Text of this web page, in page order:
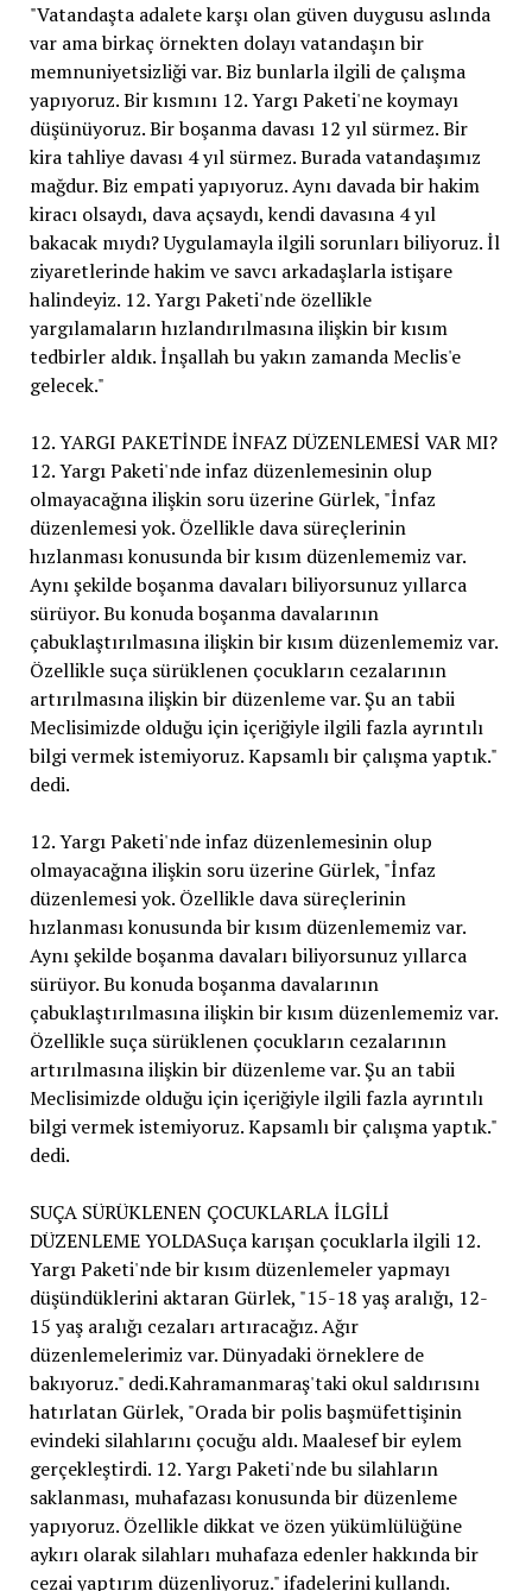
"Vatandaşta adalete karşı olan güven duygusu aslında
var ama birkaç örnekten dolayı vatandaşın bir
memnuniyetsizliği var. Biz bunlarla ilgili de çalışma
yapıyoruz. Bir kısmını 12. Yargı Paketi'ne koymayı
düşünüyoruz. Bir boşanma davası 12 yıl sürmez. Bir
kira tahliye davası 4 yıl sürmez. Burada vatandaşımız
mağdur. Biz empati yapıyoruz. Aynı davada bir hakim
kiracı olsaydı, dava açsaydı, kendi davasına 4 yıl
bakacak mıydı? Uygulamayla ilgili sorunları biliyoruz. İl
ziyaretlerinde hakim ve savcı arkadaşlarla istişare
halindeyiz. 12. Yargı Paketi'nde özellikle
yargılamaların hızlandırılmasına ilişkin bir kısım
tedbirler aldık. İnşallah bu yakın zamanda Meclis'e
gelecek."
12. YARGI PAKETİNDE İNFAZ DÜZENLEMESİ VAR MI?
12. Yargı Paketi'nde infaz düzenlemesinin olup
olmayacağına ilişkin soru üzerine Gürlek, "İnfaz
düzenlemesi yok. Özellikle dava süreçlerinin
hızlanması konusunda bir kısım düzenlememiz var.
Aynı şekilde boşanma davaları biliyorsunuz yıllarca
sürüyor. Bu konuda boşanma davalarının
çabuklaştırılmasına ilişkin bir kısım düzenlememiz var.
Özellikle suça sürüklenen çocukların cezalarının
artırılmasına ilişkin bir düzenleme var. Şu an tabii
Meclisimizde olduğu için içeriğiyle ilgili fazla ayrıntılı
bilgi vermek istemiyoruz. Kapsamlı bir çalışma yaptık."
dedi.
12. Yargı Paketi'nde infaz düzenlemesinin olup
olmayacağına ilişkin soru üzerine Gürlek, "İnfaz
düzenlemesi yok. Özellikle dava süreçlerinin
hızlanması konusunda bir kısım düzenlememiz var.
Aynı şekilde boşanma davaları biliyorsunuz yıllarca
sürüyor. Bu konuda boşanma davalarının
çabuklaştırılmasına ilişkin bir kısım düzenlememiz var.
Özellikle suça sürüklenen çocukların cezalarının
artırılmasına ilişkin bir düzenleme var. Şu an tabii
Meclisimizde olduğu için içeriğiyle ilgili fazla ayrıntılı
bilgi vermek istemiyoruz. Kapsamlı bir çalışma yaptık."
dedi.
SUÇA SÜRÜKLENEN ÇOCUKLARLA İLGİLİ
DÜZENLEME YOLDASuça karışan çocuklarla ilgili 12.
Yargı Paketi'nde bir kısım düzenlemeler yapmayı
düşündüklerini aktaran Gürlek, "15-18 yaş aralığı, 12-
15 yaş aralığı cezaları artıracağız. Ağır
düzenlemelerimiz var. Dünyadaki örneklere de
bakıyoruz." dedi.Kahramanmaraş'taki okul saldırısını
hatırlatan Gürlek, "Orada bir polis başmüfettişinin
evindeki silahlarını çocuğu aldı. Maalesef bir eylem
gerçekleştirdi. 12. Yargı Paketi'nde bu silahların
saklanması, muhafazası konusunda bir düzenleme
yapıyoruz. Özellikle dikkat ve özen yükümlülüğüne
aykırı olarak silahları muhafaza edenler hakkında bir
cezai yaptırım düzenliyoruz." ifadelerini kullandı.